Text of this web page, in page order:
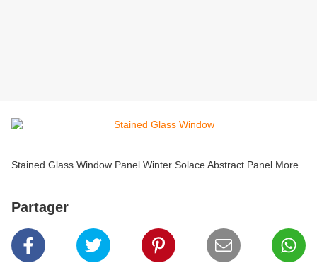
Stained Glass Window Panel Winter Solace Abstract Panel More
Partager